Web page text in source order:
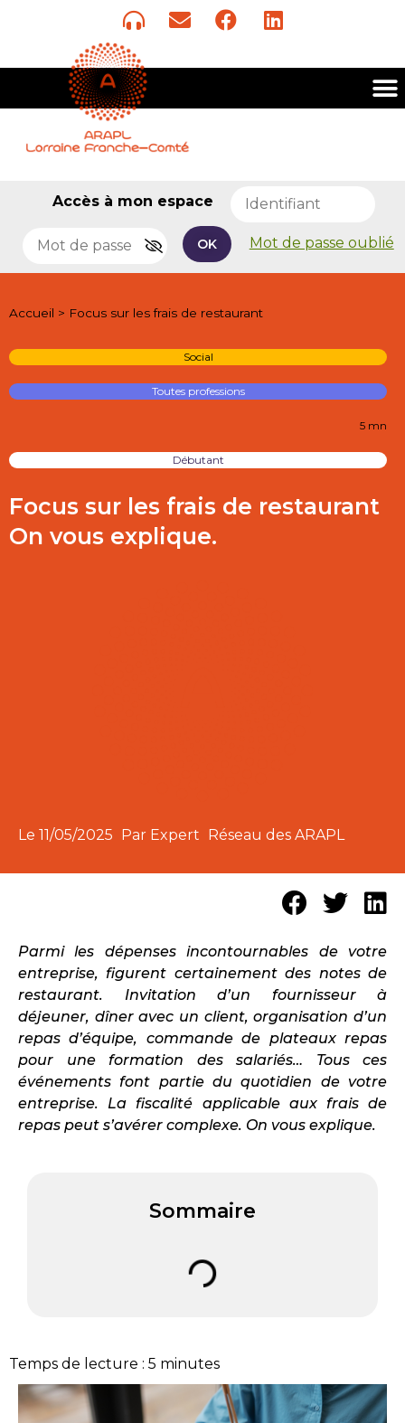
Accès à mon espace
OK Mot de passe oublié
Accueil > Focus sur les frais de restaurant
Social
Toutes professions
5 mn
Débutant
Focus sur les frais de restaurant
On vous explique.
Le 11/05/2025 Par Expert Réseau des ARAPL
Parmi les dépenses incontournables de votre
entreprise, figurent certainement des notes de
restaurant. Invitation d’un fournisseur à
déjeuner, dîner avec un client, organisation d’un
repas d’équipe, commande de plateaux repas
pour une formation des salariés… Tous ces
événements font partie du quotidien de votre
entreprise. La fiscalité applicable aux frais de
repas peut s’avérer complexe. On vous explique.
Sommaire
Temps de lecture : 5 minutes